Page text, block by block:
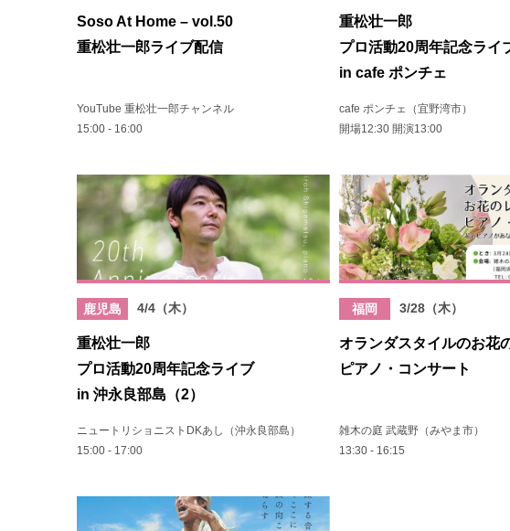
Soso At Home – vol.50
重松壮一郎ライブ配信
YouTube 重松壮一郎チャンネル
15:00 - 16:00
重松壮一郎
プロ活動20周年記念ライ
in cafe ポンチェ
cafe ポンチェ（宜野湾市）
開場12:30 開演13:00
鹿児島 4/4（木）
重松壮一郎
プロ活動20周年記念ライブ
in 沖永良部島（2）
ニュートリショニストDKあし（沖永良部島）
15:00 - 17:00
福岡 3/28（木）
オランダスタイルのお花
ピアノ・コンサート
雑木の庭 武蔵野（みやま市）
13:30 - 16:15